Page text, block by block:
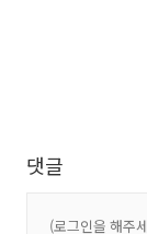
댓글